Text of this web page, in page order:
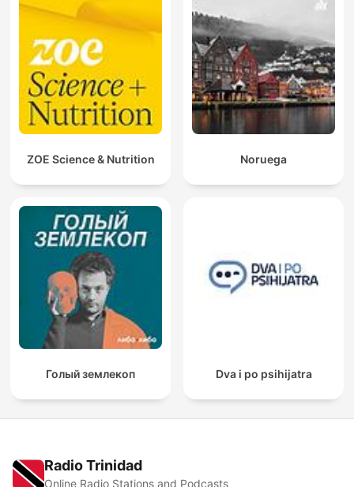
ZOE Science & Nutrition Noruega
Голый землекоп Dva i po psihijatra
Radio Trinidad
Online Radio Stations and Podcasts